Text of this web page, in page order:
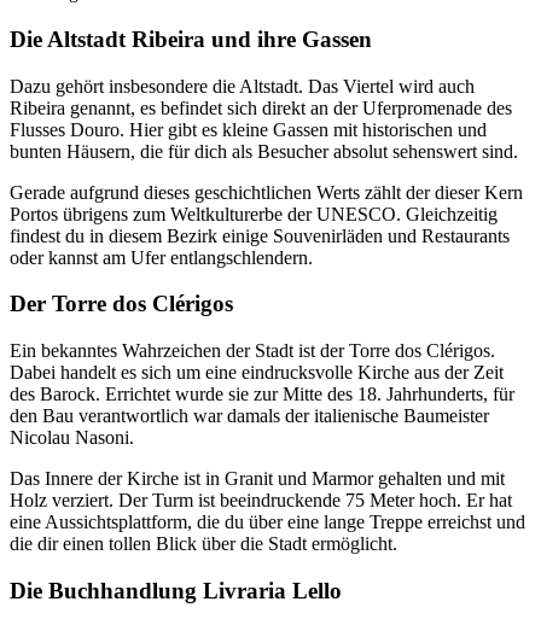
Die Altstadt Ribeira und ihre Gassen
Dazu gehört insbesondere die Altstadt. Das Viertel wird auch
Ribeira genannt, es befindet sich direkt an der Uferpromenade des
Flusses Douro. Hier gibt es kleine Gassen mit historischen und
bunten Häusern, die für dich als Besucher absolut sehenswert sind.
Gerade aufgrund dieses geschichtlichen Werts zählt der dieser Kern
Portos übrigens zum Weltkulturerbe der UNESCO. Gleichzeitig
findest du in diesem Bezirk einige Souvenirläden und Restaurants
oder kannst am Ufer entlangschlendern.
Der Torre dos Clérigos
Ein bekanntes Wahrzeichen der Stadt ist der Torre dos Clérigos.
Dabei handelt es sich um eine eindrucksvolle Kirche aus der Zeit
des Barock. Errichtet wurde sie zur Mitte des 18. Jahrhunderts, für
den Bau verantwortlich war damals der italienische Baumeister
Nicolau Nasoni.
Das Innere der Kirche ist in Granit und Marmor gehalten und mit
Holz verziert. Der Turm ist beeindruckende 75 Meter hoch. Er hat
eine Aussichtsplattform, die du über eine lange Treppe erreichst und
die dir einen tollen Blick über die Stadt ermöglicht.
Die Buchhandlung Livraria Lello